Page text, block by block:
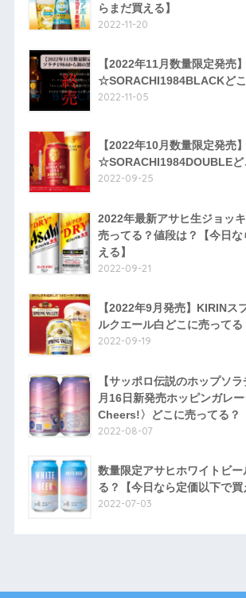
らまだ買える】
2022-11-20
【2022年11月数量限定発売
☆SORACHI1984BLACKどこ
2022-11-05
【2022年10月数量限定発売
☆SORACHI1984DOUBLEど
2022-09-25
2022年最新アサヒ生ジョッ
売ってる？値段は？【今日
える】
2022-09-21
【2022年9月発売】KIRINス
ルクエール白どこに売ってる
2022-09-19
【サッポロ伝説のホップソ
月16日新発売ホッピンガレ
Cheers!〉どこに売ってる？
2022-08-07
数量限定アサヒホワイトビー
る？【今日なら定価以下で買
2022-07-03